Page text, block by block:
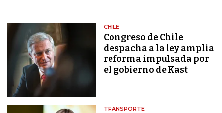
CHILE
Congreso de Chile
despacha a la ley amplia
reforma impulsada por
el gobierno de Kast
TRANSPORTE